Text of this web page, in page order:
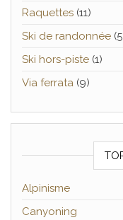
Raquettes (11)
Ski de randonnée
Ski hors-piste (1)
Via ferrata (9)
Alpinisme
Canyoning